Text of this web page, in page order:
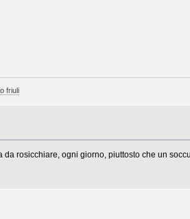
friuli
da rosicchiare, ogni giorno, piuttosto che un